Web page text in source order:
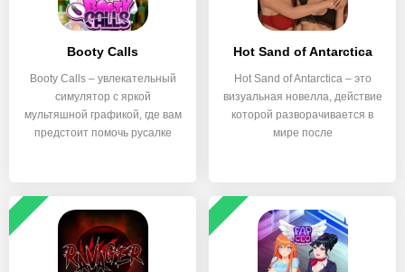
Booty Calls
Booty Calls – увлекательный
симулятор с яркой
мультяшной графикой, где вам
предстоит помочь русалке
Hot Sand of Antarctica
Hot Sand of Antarctica – это
визуальная новелла, действие
которой разворачивается в
мире после